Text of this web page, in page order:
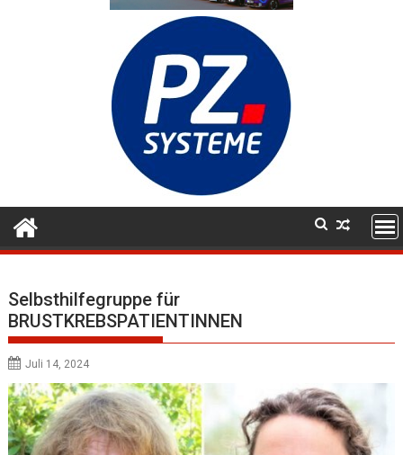
Selbsthilfegruppe für
BRUSTKREBSPATIENTINNEN
Juli 14, 2024